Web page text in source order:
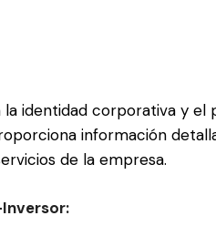
la identidad corporativa y
información
de la empresa.